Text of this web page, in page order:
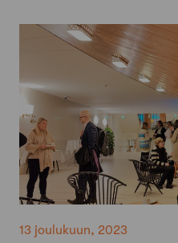
13 joulukuun, 2023